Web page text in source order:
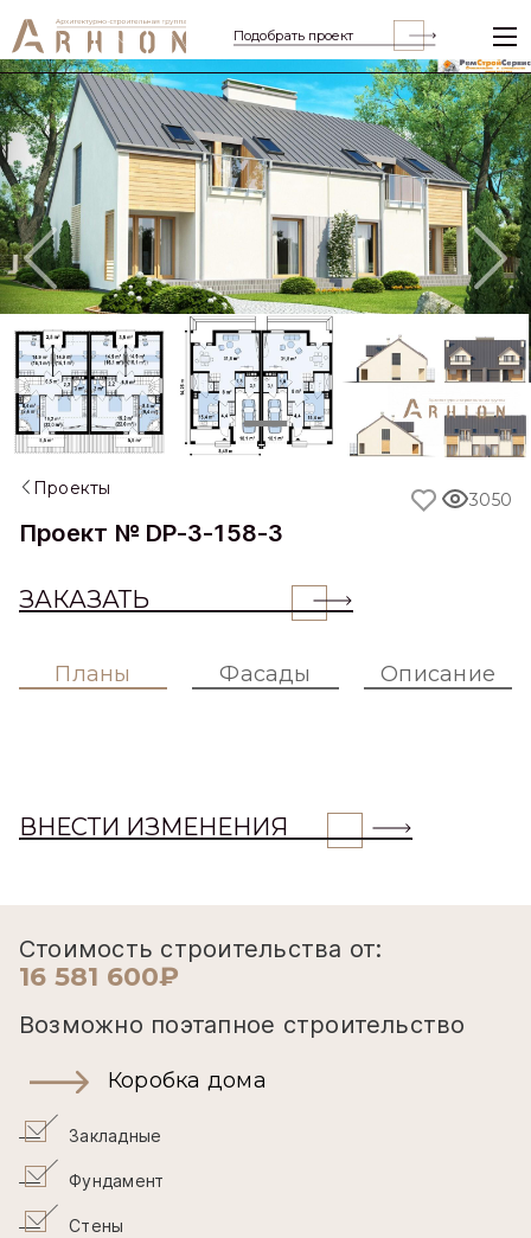
Подобрать проект
Previous
Проекты
Проект № DP-3-158-3
ЗАКАЗАТЬ
3050
Планы Фасады Описание
ВНЕСТИ ИЗМЕНЕНИЯ
Стоимость строительства от:
16 581 600₽
Возможно поэтапное строительство
Коробка дома
Закладные
Фундамент
Стены